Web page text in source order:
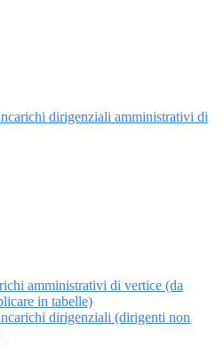
dirigenziali amministrativi di
amministrativi di vertice (da
in tabelle)
dirigenziali (dirigenti non